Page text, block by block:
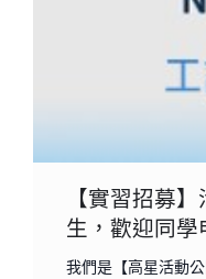
【實習招募
生，歡迎同學
我們是【高星活動